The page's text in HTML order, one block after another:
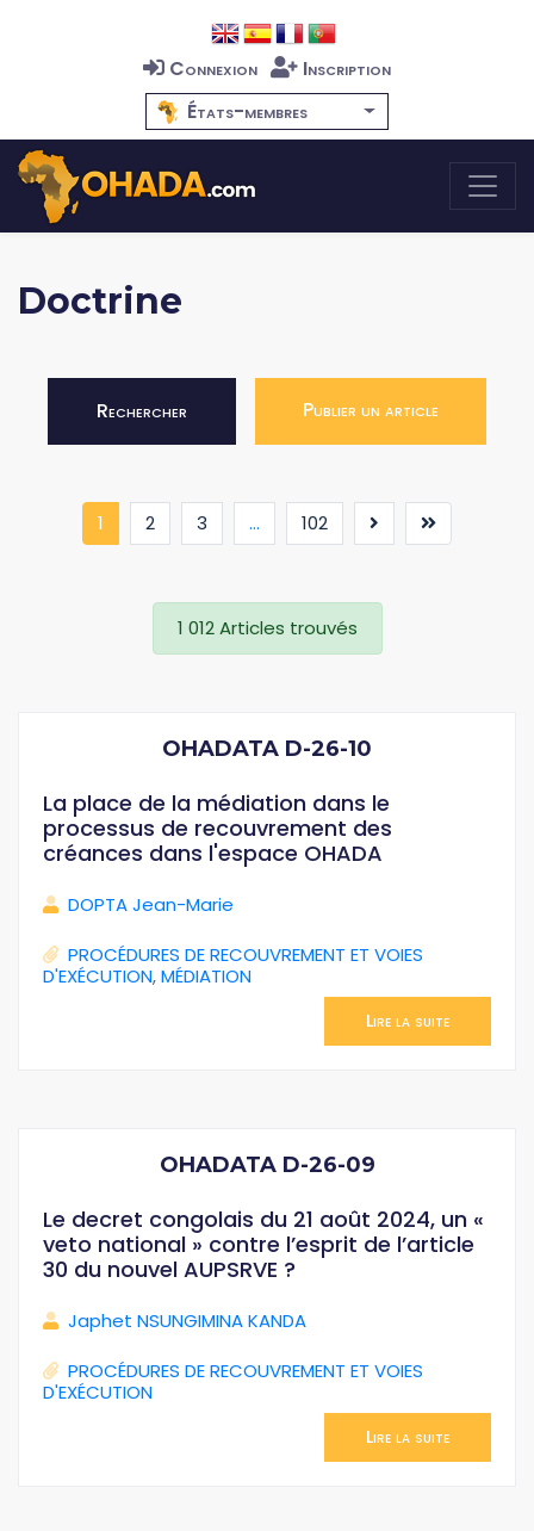
Connexion
Inscription
États-membres
Doctrine
Rechercher Publier un article
1 (current)
2 3 ... 102
1 012 Articles trouvés
OHADATA D-26-10
La place de la médiation dans le
processus de recouvrement des
créances dans l'espace OHADA
DOPTA Jean-Marie
PROCÉDURES DE RECOUVREMENT ET VOIES
D'EXÉCUTION,MÉDIATION
Lire la suite
OHADATA D-26-09
Le decret congolais du 21 août 2024, un «
veto national » contre l’esprit de l’article
30 du nouvel AUPSRVE ?
Japhet NSUNGIMINA KANDA
PROCÉDURES DE RECOUVREMENT ET VOIES
D'EXÉCUTION
Lire la suite